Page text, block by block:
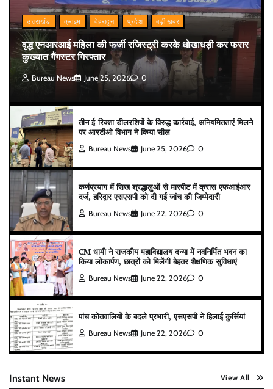
उत्तराखंड क्राइम देहरादून प्रदेश बड़ी खबर
वृद्ध एनआरआई महिला की फर्जी रजिस्ट्री करके धोखाधड़ी कर फरार
कुख्यात गैंगस्टर गिरफ्तार
Bureau News June 25, 2026 0
तीन ई-रिक्शा डीलरशिपों के विरुद्ध कार्रवाई, अनियमितताएं मिलने
पर आरटीओ विभाग ने किया सील
Bureau News June 25, 2026 0
कर्णप्रयाग में सिख श्रद्धालुओं से मारपीट में क्रास एफआईआर
दर्ज, हरिद्वार एसएसपी को दी गई जांच की जिम्मेदारी
Bureau News June 22, 2026 0
CM धामी ने राजकीय महाविद्यालय दन्या में नवनिर्मित भवन का
किया लोकार्पण, छात्रों को मिलेंगी बेहतर शैक्षणिक सुविधाएं
Bureau News June 22, 2026 0
पांच कोतवालियों के बदले प्रभारी, एसएसपी ने हिलाई कुर्सियां
Bureau News June 22, 2026 0
Instant News View All